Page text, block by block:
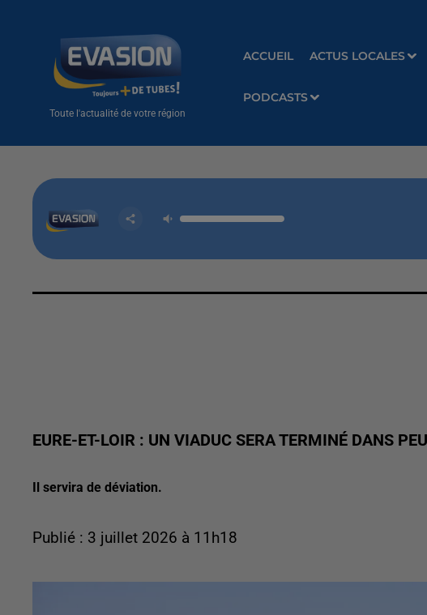
Toute l'actualité de votre région
ACCUEIL ACTUS LOCALES
PODCASTS
EURE-ET-LOIR : UN VIADUC SERA TERMINÉ DANS
Il servira de déviation.
Publié : 3 juillet 2026 à 11h18